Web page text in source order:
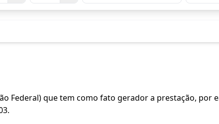
Federal) que tem como fato gerador a prestação,